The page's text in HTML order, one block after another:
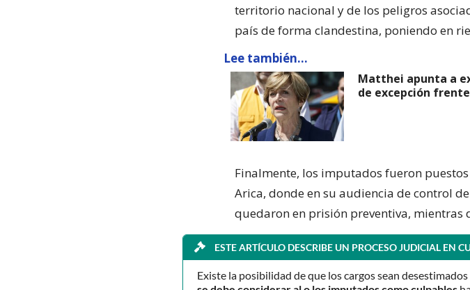
territorio nacional y de los peligros
país de forma clandestina, poniendo en
Lee también...
Matthei apunta a
de excepción
Finalmente, los imputados fueron
Arica, donde en su audiencia de control
quedaron en prisión preventiva, mientras
ESTE ARTÍCULO DESCRIBE UN PROCESO JUDICIAL EN
Existe la posibilidad de que los cargos sean